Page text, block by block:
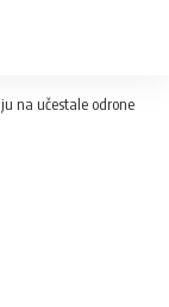
na učestale odrone